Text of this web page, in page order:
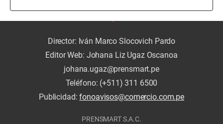
Director: Iván Marco Slocovich Pardo
Editor Web: Johana Liz Ugaz Oscanoa
johana.ugaz@prensmart.pe
Teléfono: (+511) 311 6500
Publicidad:fonoavisos@comercio.com.pe
PRENSMART S.A.C.